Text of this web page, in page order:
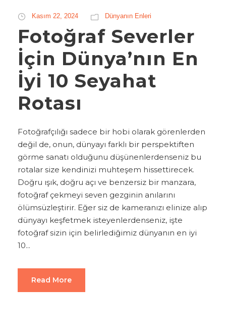
Kasım 22, 2024 Dünyanın Enleri
Fotoğraf Severler
İçin Dünya’nın En
İyi 10 Seyahat
Rotası
Fotoğrafçılığı sadece bir hobi olarak görenlerden
değil de, onun, dünyayı farklı bir perspektiften
görme sanatı olduğunu düşünenlerdenseniz bu
rotalar size kendinizi muhteşem hissettirecek.
Doğru ışık, doğru açı ve benzersiz bir manzara,
fotoğraf çekmeyi seven gezginin anılarını
ölümsüzleştirir. Eğer siz de kameranızı elinize alıp
dünyayı keşfetmek isteyenlerdenseniz, işte
fotoğraf sizin için belirlediğimiz dünyanın en iyi
10...
Read More